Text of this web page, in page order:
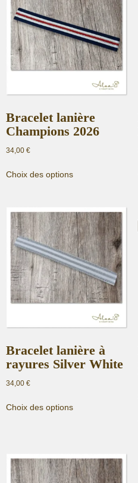
Bracelet lanière
Champions 2026
34,00 €
Choix des optionsproduit
variations.
Les
options
peuvent
être
choisies
sur
la
du
Bracelet lanière à
rayures Silver White
34,00 €
Choix des optionsproduit
Les
options